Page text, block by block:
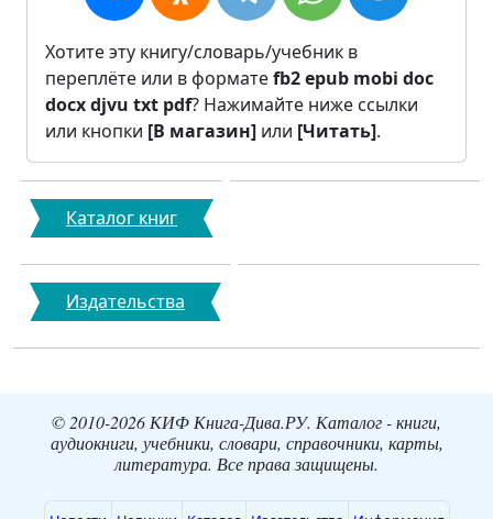
Хотите эту книгу/словарь/учебник в
переплёте или в форматеfb2epub mobi doc
docxdjvu txt pdf? Нажимайте ниже ссылки
или кнопки [В магазин] или [Читать].
Каталог книг
Издательства
© 2010-2026 КИФ Книга-Дива.РУ. Каталог - книги,
аудиокниги, учебники, словари, справочники, карты,
литература. Все права защищены.